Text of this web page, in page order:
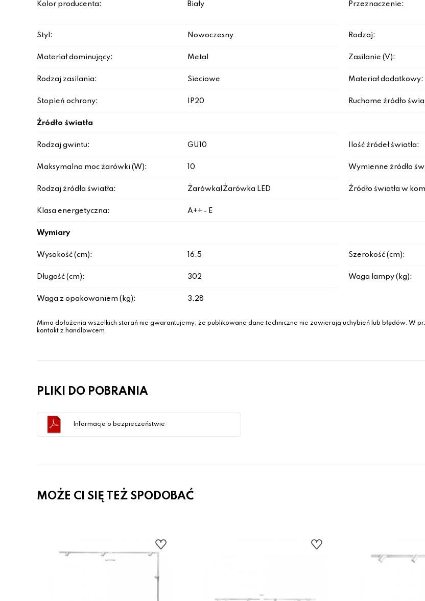
Kolor producenta: Biały Przeznaczenie:
Styl: Nowoczesny Rodzaj:
Materiał dominujący: Metal Zasilanie (V):
Rodzaj zasilania: Sieciowe Materiał dodatkowy:
Stopień ochrony: IP20 Ruchome źródło
Źródło światła
Rodzaj gwintu: GU10 Ilość źródeł światła:
Maksymalna moc żarówki (W): 10 Wymienne źródło
Rodzaj źródła światła: Żarówka|Żarówka LED Źródło światła w
Klasa energetyczna: A++ - E
Wymiary
Wysokość (cm): 16.5 Szerokość (cm):
Długość (cm): 302 Waga lampy (kg):
Waga z opakowaniem (kg): 3.28
Mimo dołożenia wszelkich starań nie gwarantujemy, że publikowane dane techniczne nie zawierają uchybień lub błędów. W
kontakt z handlowcem.
PLIKI DO POBRANIA
Informacje o bezpieczeństwie
MOŻE CI SIĘ TEŻ SPODOBAĆ